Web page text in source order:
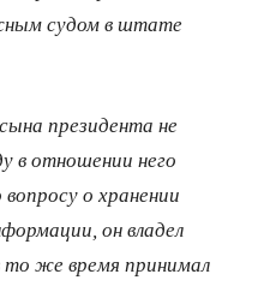
судом в штате
президента не
в отношении него
вопросу о хранении
он владел
то же время принимал